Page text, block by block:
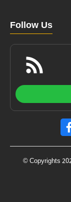
Follow Us
© Copyrights